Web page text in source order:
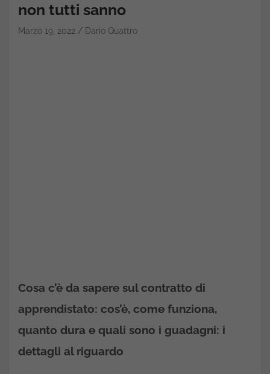
non tutti sanno
Marzo 19, 2022 Dario Quattro
Cosa c’è da sapere sul contratto di
apprendistato: cos’è, come funziona,
quanto dura e quali sono i guadagni: i
dettagli al riguardo